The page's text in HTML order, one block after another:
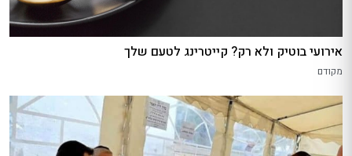
אירועי בוטיק ולא רק? קייטרינג לטעם שלך
מקודם